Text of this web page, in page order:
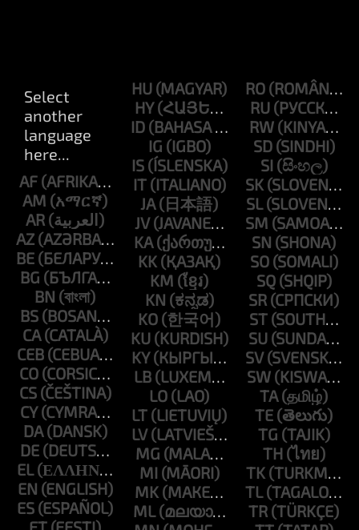
AF
AM
AR
AZ
BE
BG
BN
BS
CA
CEB
CO
CS
CY
DA
DE
EL
EN
ES
HU
HY
ID
IG
IS
IT
JA
JV
KA
KK
KM
KN
KO
KU
KY
LB
LO
LT
LV
MG
MI
MK
ML
RO
RU
RW
SD
SI
SK
SL
SM
SN
SO
SQ
SR
ST
SU
SV
SW
TA
TE
TG
TH
TK
TL
TR